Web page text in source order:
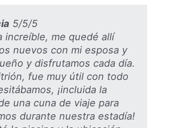
5/5/5
increíble, me quedé allí
nuevos con mi esposa y
y disfrutamos cada día.
fue muy útil con todo
¡incluida la
una cuna de viaje para
durante nuestra estadía!